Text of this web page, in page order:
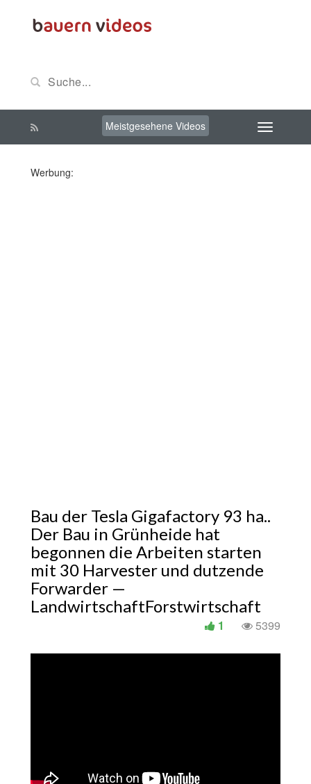
Meistgesehene Videos
Werbung:
Bau der Tesla Gigafactory 93 ha..
Der Bau in Grünheide hat
begonnen die Arbeiten starten
mit 30 Harvester und dutzende
Forwarder —
LandwirtschaftForstwirtschaft
5399
1